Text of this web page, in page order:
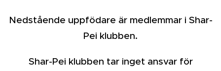
Nedstående uppfödare är medlemmar i Shar-
Pei klubben.
Shar-Pei klubben tar inget ansvar för